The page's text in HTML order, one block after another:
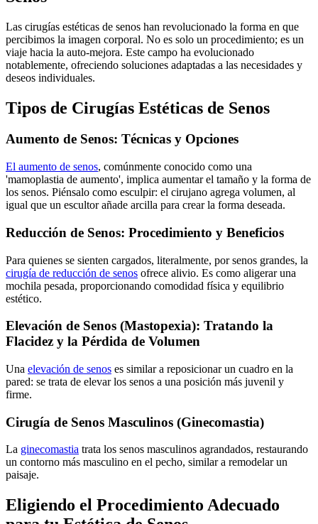
Las cirugías estéticas de senos han revolucionado la forma en que
percibimos la imagen corporal. No es solo un procedimiento; es un
viaje hacia la auto-mejora. Este campo ha evolucionado
notablemente, ofreciendo soluciones adaptadas a las necesidades y
deseos individuales.
Tipos de Cirugías Estéticas de Senos
Aumento de Senos: Técnicas y Opciones
El aumento de senos, comúnmente conocido como una
'mamoplastia de aumento', implica aumentar el tamaño y la forma de
los senos. Piénsalo como esculpir: el cirujano agrega volumen, al
igual que un escultor añade arcilla para crear la forma deseada.
Reducción de Senos: Procedimiento y Beneficios
Para quienes se sienten cargados, literalmente, por senos grandes, la
cirugía de reducción de senos ofrece alivio. Es como aligerar una
mochila pesada, proporcionando comodidad física y equilibrio
estético.
Elevación de Senos (Mastopexia): Tratando la
Flacidez y la Pérdida de Volumen
Una elevación de senos es similar a reposicionar un cuadro en la
pared: se trata de elevar los senos a una posición más juvenil y
firme.
Cirugía de Senos Masculinos (Ginecomastia)
La ginecomastia trata los senos masculinos agrandados, restaurando
un contorno más masculino en el pecho, similar a remodelar un
paisaje.
Eligiendo el Procedimiento Adecuado